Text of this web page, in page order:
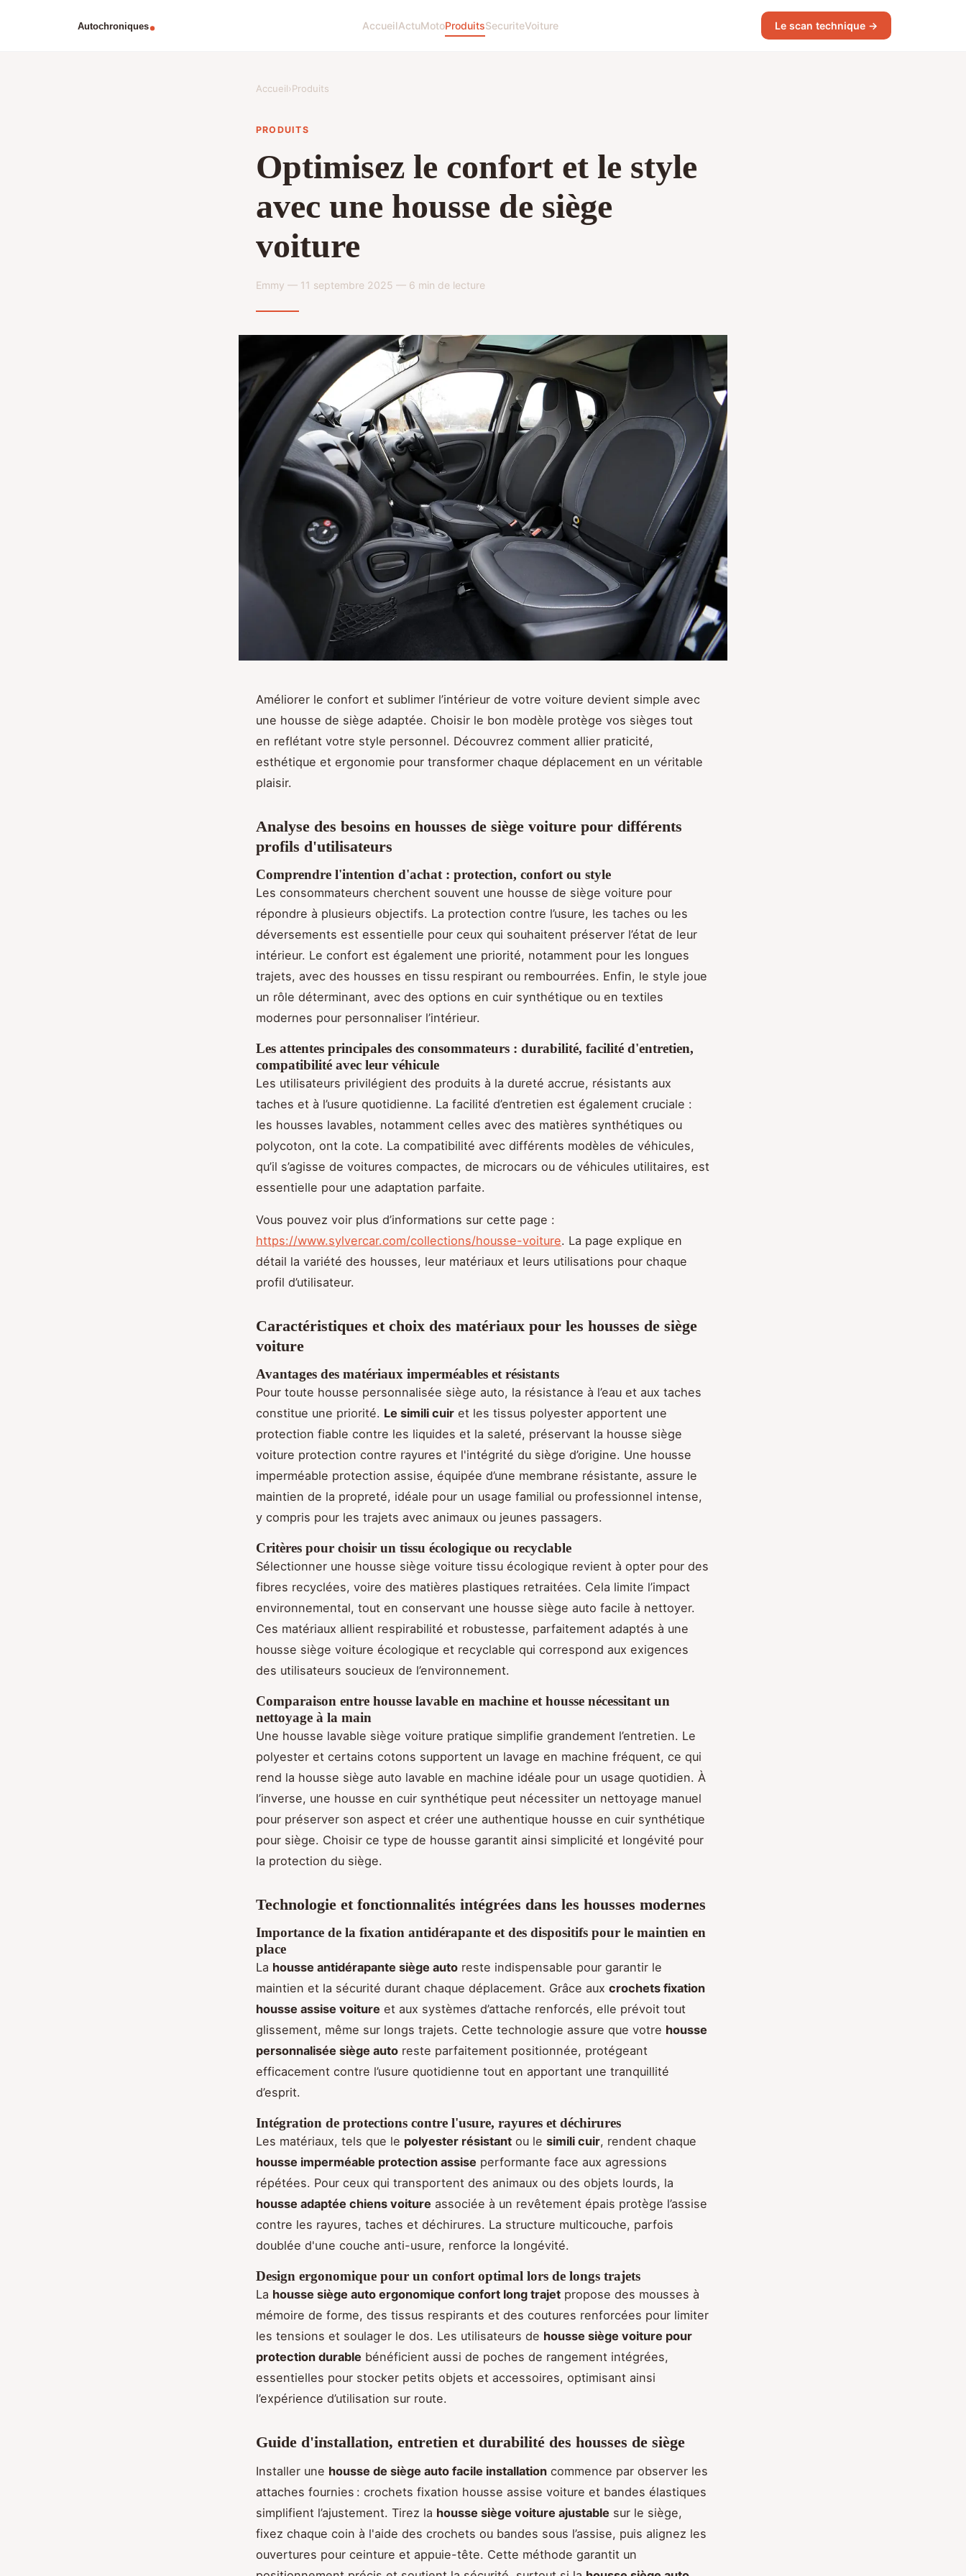
AccueilActuMotoProduitsSecuriteVoiture Le scan technique →
Accueil›Produits
PRODUITS
Optimisez le confort et le style
avec une housse de siège
voiture
Emmy — 11 septembre 2025 — 6 min de lecture
Améliorer le confort et sublimer l’intérieur de votre voiture devient simple avec
une housse de siège adaptée. Choisir le bon modèle protège vos sièges tout
en reflétant votre style personnel. Découvrez comment allier praticité,
esthétique et ergonomie pour transformer chaque déplacement en un véritable
plaisir.
Analyse des besoins en housses de siège voiture pour différents
profils d'utilisateurs
Comprendre l'intention d'achat : protection, confort ou style
Les consommateurs cherchent souvent une housse de siège voiture pour
répondre à plusieurs objectifs. La protection contre l’usure, les taches ou les
déversements est essentielle pour ceux qui souhaitent préserver l’état de leur
intérieur. Le confort est également une priorité, notamment pour les longues
trajets, avec des housses en tissu respirant ou rembourrées. Enfin, le style joue
un rôle déterminant, avec des options en cuir synthétique ou en textiles
modernes pour personnaliser l’intérieur.
Les attentes principales des consommateurs : durabilité, facilité d'entretien,
compatibilité avec leur véhicule
Les utilisateurs privilégient des produits à la dureté accrue, résistants aux
taches et à l’usure quotidienne. La facilité d’entretien est également cruciale :
les housses lavables, notamment celles avec des matières synthétiques ou
polycoton, ont la cote. La compatibilité avec différents modèles de véhicules,
qu’il s’agisse de voitures compactes, de microcars ou de véhicules utilitaires, est
essentielle pour une adaptation parfaite.
Vous pouvez voir plus d’informations sur cette page :
https://www.sylvercar.com/collections/housse-voiture. La page explique en
détail la variété des housses, leur matériaux et leurs utilisations pour chaque
profil d’utilisateur.
Caractéristiques et choix des matériaux pour les housses de siège
voiture
Avantages des matériaux imperméables et résistants
Pour toute housse personnalisée siège auto, la résistance à l’eau et aux taches
constitue une priorité. Le simili cuir et les tissus polyester apportent une
protection fiable contre les liquides et la saleté, préservant la housse siège
voiture protection contre rayures et l'intégrité du siège d’origine. Une housse
imperméable protection assise, équipée d’une membrane résistante, assure le
maintien de la propreté, idéale pour un usage familial ou professionnel intense,
y compris pour les trajets avec animaux ou jeunes passagers.
Critères pour choisir un tissu écologique ou recyclable
Sélectionner une housse siège voiture tissu écologique revient à opter pour des
fibres recyclées, voire des matières plastiques retraitées. Cela limite l’impact
environnemental, tout en conservant une housse siège auto facile à nettoyer.
Ces matériaux allient respirabilité et robustesse, parfaitement adaptés à une
housse siège voiture écologique et recyclable qui correspond aux exigences
des utilisateurs soucieux de l’environnement.
Comparaison entre housse lavable en machine et housse nécessitant un
nettoyage à la main
Une housse lavable siège voiture pratique simplifie grandement l’entretien. Le
polyester et certains cotons supportent un lavage en machine fréquent, ce qui
rend la housse siège auto lavable en machine idéale pour un usage quotidien. À
l’inverse, une housse en cuir synthétique peut nécessiter un nettoyage manuel
pour préserver son aspect et créer une authentique housse en cuir synthétique
pour siège. Choisir ce type de housse garantit ainsi simplicité et longévité pour
la protection du siège.
Technologie et fonctionnalités intégrées dans les housses modernes
Importance de la fixation antidérapante et des dispositifs pour le maintien en
place
La housse antidérapante siège auto reste indispensable pour garantir le
maintien et la sécurité durant chaque déplacement. Grâce aux crochets fixation
housse assise voiture et aux systèmes d’attache renforcés, elle prévoit tout
glissement, même sur longs trajets. Cette technologie assure que votre housse
personnalisée siège auto reste parfaitement positionnée, protégeant
efficacement contre l’usure quotidienne tout en apportant une tranquillité
d’esprit.
Intégration de protections contre l'usure, rayures et déchirures
Les matériaux, tels que le polyester résistant ou le simili cuir, rendent chaque
housse imperméable protection assise performante face aux agressions
répétées. Pour ceux qui transportent des animaux ou des objets lourds, la
housse adaptée chiens voiture associée à un revêtement épais protège l’assise
contre les rayures, taches et déchirures. La structure multicouche, parfois
doublée d'une couche anti-usure, renforce la longévité.
Design ergonomique pour un confort optimal lors de longs trajets
La housse siège auto ergonomique confort long trajet propose des mousses à
mémoire de forme, des tissus respirants et des coutures renforcées pour limiter
les tensions et soulager le dos. Les utilisateurs de housse siège voiture pour
protection durable bénéficient aussi de poches de rangement intégrées,
essentielles pour stocker petits objets et accessoires, optimisant ainsi
l’expérience d’utilisation sur route.
Guide d'installation, entretien et durabilité des housses de siège
Installer une housse de siège auto facile installation commence par observer les
attaches fournies : crochets fixation housse assise voiture et bandes élastiques
simplifient l’ajustement. Tirez la housse siège voiture ajustable sur le siège,
fixez chaque coin à l'aide des crochets ou bandes sous l’assise, puis alignez les
ouvertures pour ceinture et appuie-tête. Cette méthode garantit un